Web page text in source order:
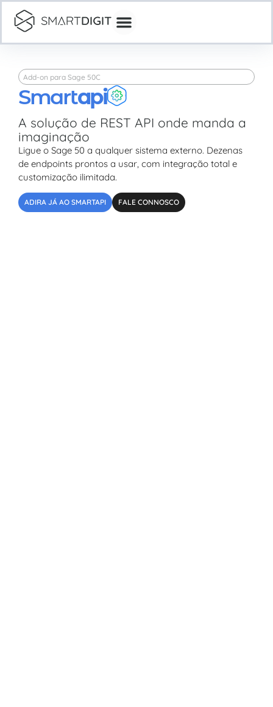
Add-on para Sage 50C
Smartapi
A solução de REST API onde manda a
imaginação
Ligue o Sage 50 a qualquer sistema externo. Dezenas
de endpoints prontos a usar, com integração total e
customização ilimitada.
ADIRA JÁ AO SMARTAPI FALE CONNOSCO